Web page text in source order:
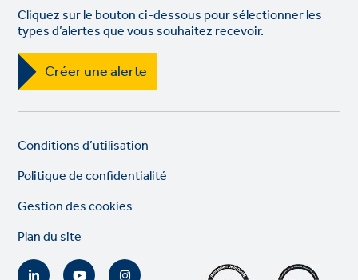
Cliquez sur le bouton ci-dessous pour sélectionner les
types d’alertes que vous souhaitez recevoir.
Créer une alerte
Legal
links
Conditions d’utilisation
Politique de confidentialité
Gestion des cookies
Plan du site